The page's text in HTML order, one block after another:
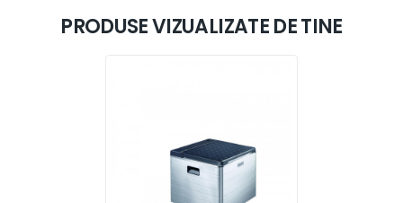
PRODUSE VIZUALIZATE DE TINE